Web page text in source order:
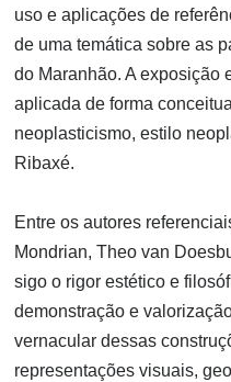
uso e aplicações de
de uma temática sobre as
do Maranhão. A exposição
aplicada de forma
neoplasticismo, estilo
Ribaxé.
Entre os autores
Mondrian, Theo van
sigo o rigor estético e
demonstração e
vernacular dessas
representações visuais,